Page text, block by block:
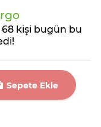
68 kişi bugün bu
Sepete Ekle